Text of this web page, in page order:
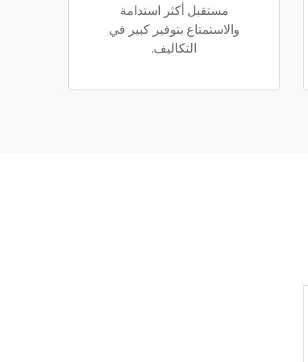
مستقبل أكثر استدامة
والاستمتاع بتوفير كبير في
التكاليف.